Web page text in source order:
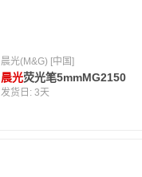
晨光(M&G) [中国]
晨光荧光笔5mmMG2150
发货日:3天